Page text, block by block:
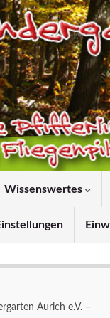
Wissenswertes
Aurich e.V. –